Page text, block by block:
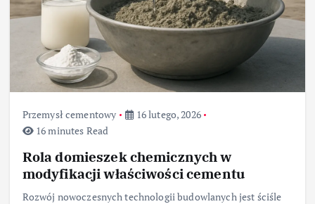
Przemysł cementowy
16 lutego, 2026
16 minutes Read
Rola domieszek chemicznych w
modyfikacji właściwości cementu
Rozwój nowoczesnych technologii budowlanych jest ściśle